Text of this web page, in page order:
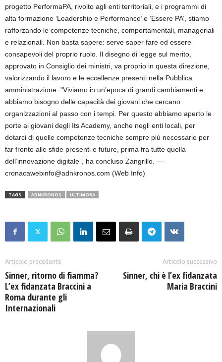
progetto PerformaPA, rivolto agli enti territoriali, e i programmi di
alta formazione ‘Leadership e Performance’ e ‘Essere PA’, stiamo
rafforzando le competenze tecniche, comportamentali, manageriali
e relazionali. Non basta sapere: serve saper fare ed essere
consapevoli del proprio ruolo. Il disegno di legge sul merito,
approvato in Consiglio dei ministri, va proprio in questa direzione,
valorizzando il lavoro e le eccellenze presenti nella Pubblica
amministrazione. "Viviamo in un’epoca di grandi cambiamenti e
abbiamo bisogno delle capacità dei giovani che cercano
organizzazioni al passo con i tempi. Per questo abbiamo aperto le
porte ai giovani degli Its Academy, anche negli enti locali, per
dotarci di quelle competenze tecniche sempre più necessarie per
far fronte alle sfide presenti e future, prima fra tutte quella
dell’innovazione digitale”, ha concluso Zangrillo. —
cronacawebinfo@adnkronos.com (Web Info)
TAGS ADNKRONOS ULTIMORA
Articolo precedente
Sinner, ritorno di fiamma?
L’ex fidanzata Braccini a
Roma durante gli
Internazionali
Articolo successivo
Sinner, chi è l’ex fidanzata
Maria Braccini